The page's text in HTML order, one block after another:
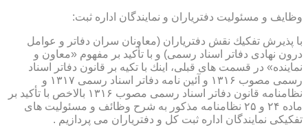
وظایف و مسئولیت دفتریاران و نمایندگان اداره ثبت:
با پذیرش تفكیك نقش دفتریاران (معاونان سران دفاتر و عوامل
درون نهادی دفاتر اسناد رسمی) و با تأكید بر مفهوم «معاون و
نماینده» در قسمت های قبلی، اینك با تكیه بر قانون دفاتر اسناد
رسمی مصوب ۱۳۱۶ و آئین نامه دفاتر اسناد رسمی ۱۳۱۷ و
نظامنامه قانون دفاتر اسناد رسمی مصوب ۱۳۱۶ بالاخص با تأكید بر
ماده ۲۴ و ۲۵ نظامنامه مذكور به شرح وظائف و مسئولیت های
تفكیكی نمایندگان اداره ثبت كل و دفتریاران می پردازیم .